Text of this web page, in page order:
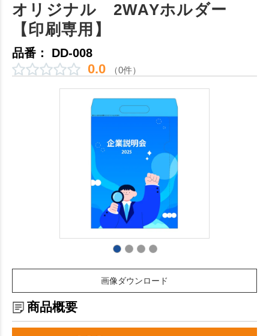
オリジナル 2WAYホルダー
【印刷専用】
品番： DD-008
0.0 （0件）
画像ダウンロード
商品概要